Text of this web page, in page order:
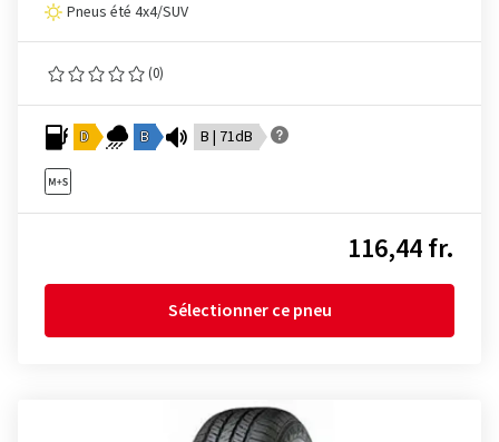
Pneus été 4x4/SUV
(0)
D B B | 71dB
116,44 fr.
Sélectionner ce pneu